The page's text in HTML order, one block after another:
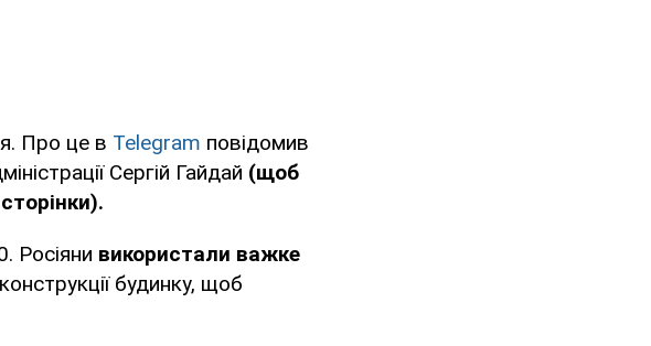
Про це в Telegram повідомив
Сергій Гайдай (щоб
Росіяни використали важке
будинку, щоб